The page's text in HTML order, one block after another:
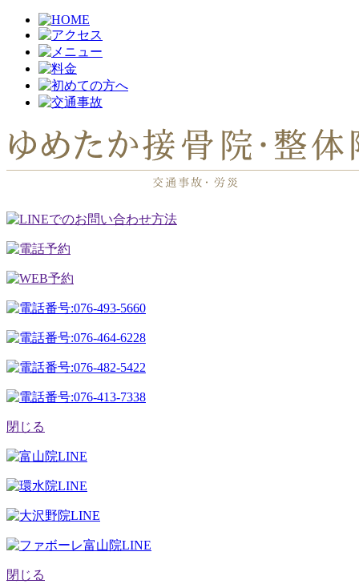
閉じる
閉じる